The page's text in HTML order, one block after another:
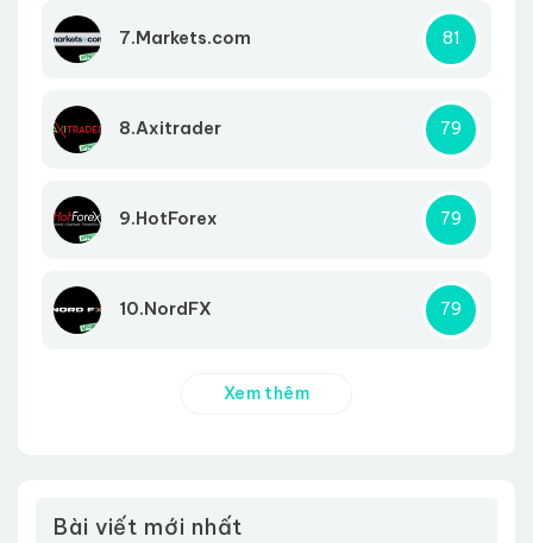
7.Markets.com 81
8.Axitrader 79
9.HotForex 79
10.NordFX 79
Xem thêm
Bài viết mới nhất